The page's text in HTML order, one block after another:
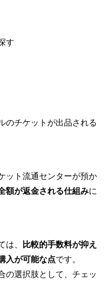
す
のチケットが出品される
ット流通センターが預か
額が返金される仕組みに
、
比較的手数料が抑え
入が可能な点です。
の選択肢として、チェッ